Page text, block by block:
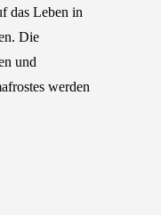
das Leben in
Die
und
werden